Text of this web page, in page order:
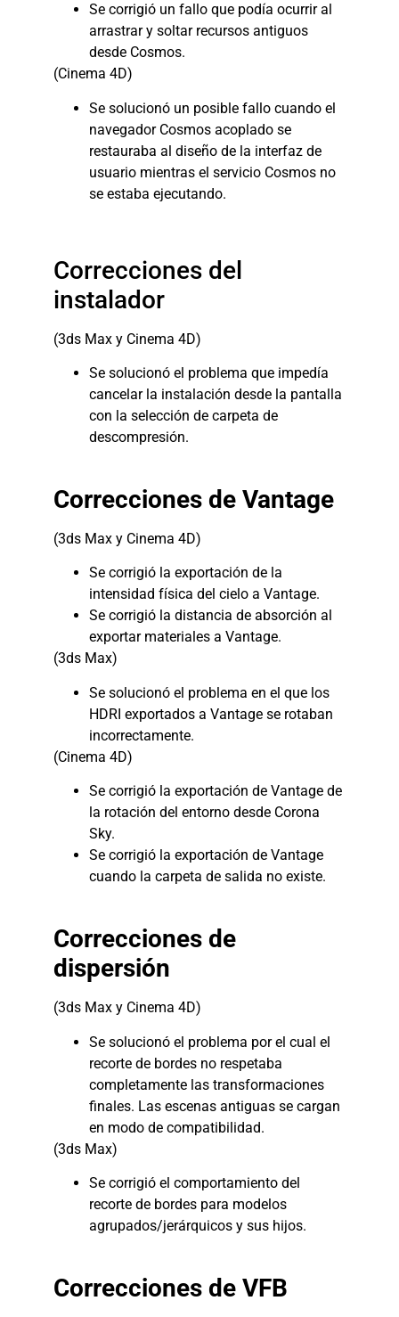
Se corrigió un fallo que podía ocurrir al
arrastrar y soltar recursos antiguos
desde Cosmos.
(Cinema 4D)
Se solucionó un posible fallo cuando el
navegador Cosmos acoplado se
restauraba al diseño de la interfaz de
usuario mientras el servicio Cosmos no
se estaba ejecutando.
Correcciones del
instalador
(3ds Max y Cinema 4D)
Se solucionó el problema que impedía
cancelar la instalación desde la pantalla
con la selección de carpeta de
descompresión.
Correcciones de Vantage
(3ds Max y Cinema 4D)
Se corrigió la exportación de la
intensidad física del cielo a Vantage.
Se corrigió la distancia de absorción al
exportar materiales a Vantage.
(3ds Max)
Se solucionó el problema en el que los
HDRI exportados a Vantage se rotaban
incorrectamente.
(Cinema 4D)
Se corrigió la exportación de Vantage de
la rotación del entorno desde Corona
Sky.
Se corrigió la exportación de Vantage
cuando la carpeta de salida no existe.
Correcciones de
dispersión
(3ds Max y Cinema 4D)
Se solucionó el problema por el cual el
recorte de bordes no respetaba
completamente las transformaciones
finales. Las escenas antiguas se cargan
en modo de compatibilidad.
(3ds Max)
Se corrigió el comportamiento del
recorte de bordes para modelos
agrupados/jerárquicos y sus hijos.
Correcciones de VFB